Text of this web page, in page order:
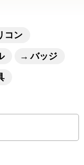
コン
バッジ